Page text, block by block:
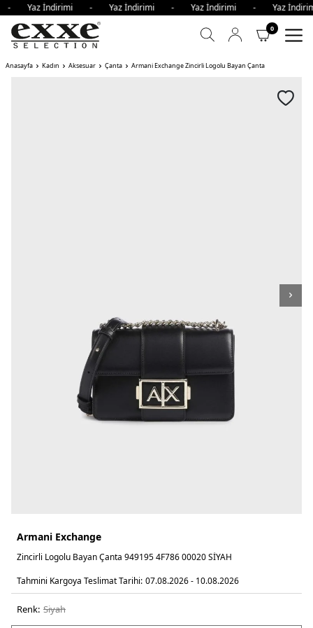
- Yaz İndirimi - Yaz İndirimi - Yaz İndirimi - Yaz
0
Anasayfa Kadın Aksesuar Çanta Armani Exchange Zincirli Logolu Bayan Çanta
Armani Exchange
Zincirli Logolu Bayan Çanta 949195 4F786 00020 SİYAH
Tahmini Kargoya Teslimat Tarihi: 07.08.2026 - 10.08.2026
Renk: si̇yah